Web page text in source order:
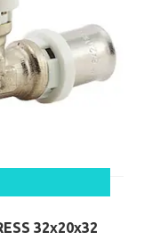
32x20x32